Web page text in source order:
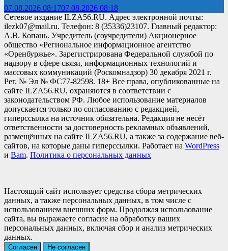
07.08.2026 08:1707.08.2026 08:18
Сетевое издание ILZA56.RU. Адрес электронной почты:
ilezk07@mail.ru. Телефон: 8 (35336)23107. Главный редактор:
А.В. Копань. Учредитель (соучредители) Акционерное
общество «Региональное информационное агентство
«Оренбуржье». Зарегистрирована Федеральной службой по
надзору в сфере связи, информационных технологий и
массовых коммуникаций (Роскомнадзор) 30 декабря 2021 г.
Рег. № Эл № ФС77-82598. 18+ Все права, опубликованные на
сайте ILZA56.RU, охраняются в соответствии с
законодательством РФ. Любое использование материалов
допускается только по согласованию с редакцией,
гиперссылка на источник обязательна. Редакция не несёт
ответственности за достоверность рекламных объявлений,
размещённых на сайте ILZA56.RU, а также за содержание веб-
сайтов, на которые даны гиперссылки. Работает на WordPress
и Bam. Политика о персональных данных
Настоящий сайт использует средства сбора метрических
данных, а также персональных данных, в том числе с
использованием внешних форм. Продолжая использование
сайта, вы выражаете согласие на обработку ваших
персональных данных, включая сбор и анализ метрических
данных.
Согласен Не согласен